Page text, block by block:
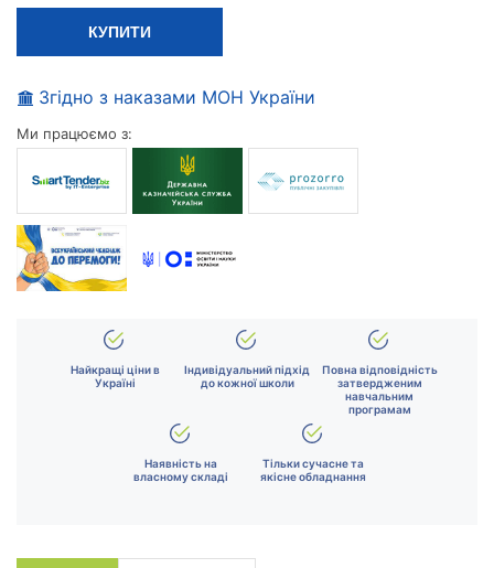
КУПИТИ
Згідно з наказами МОН України
Ми працюємо з:
Найкращі ціни в
Україні
Індивідуальний підхід
до кожної школи
Повна відповідність
затвердженим
навчальним
програмам
Наявність на
власному складі
Тільки сучасне та
якісне обладнання